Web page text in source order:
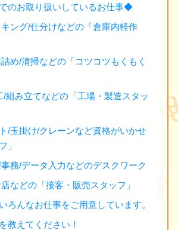
のお取り扱いしているお仕事◆
キング/仕分けなどの「倉庫内軽作
め/清掃などの「コツコツもくもく
/組み立てなどの「工場・製造スタッ
/玉掛け/クレーンなど資格がいかせ
」
事務/データ入力などのデスクワーク
などの「接客・販売スタッフ」
ろんなお仕事をご用意しています。
教えてください！